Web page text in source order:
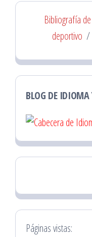
Bibliografía
deportivo /
BLOG DE IDIOMA
Páginas vistas: